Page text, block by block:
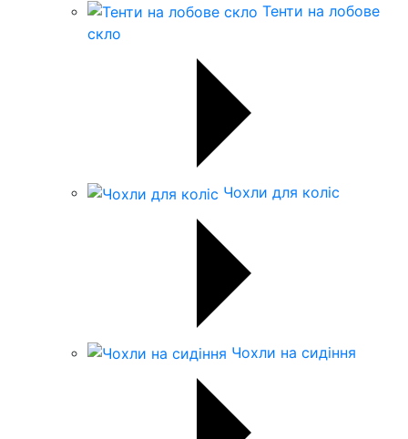
Тенти на лобове
скло
Чохли для коліс
Чохли на сидіння